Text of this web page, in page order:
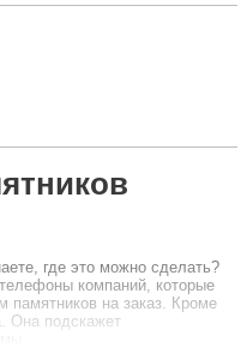
где это можно сделать?
компаний, которые
памятников на заказ. Кроме
Она подскажет